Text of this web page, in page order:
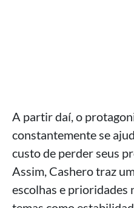
A partir daí, o
constantemente se
custo de perder seus
Assim, Cashero traz
escolhas e prioridades